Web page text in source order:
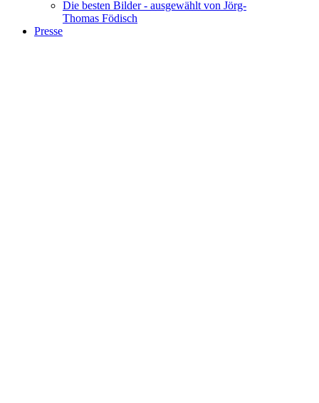
Die besten Bilder - ausgewählt von Jörg-
Thomas Födisch
Presse